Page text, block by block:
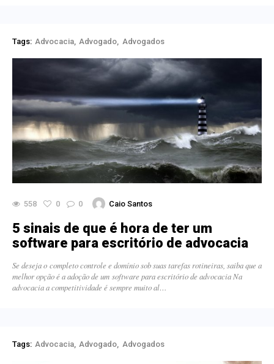
Tags: Advocacia Advogado Advogados
558 0 0 Caio Santos
5 sinais de que é hora de ter um
software para escritório de advocacia
Se deseja o completo controle e domínio sob suas tarefas rotineiras, saiba que a
melhor opção é a adoção de um software para escritório de advocacia Na
advocacia a competitividade é sempre muito al…
Tags: Advocacia Advogado Advogados